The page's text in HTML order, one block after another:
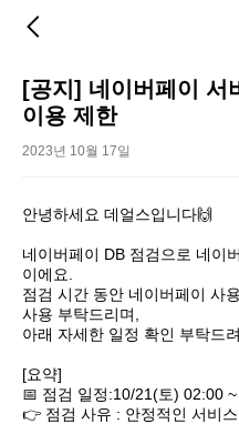
[공지] 네이버페이 서
이용 제한
2023년 10월 17일
안녕하세요 데얼스입니다🙌
네이버페이 DB 점검으로 네이
이에요.
점검 시간 동안 네이버페이 사
사용 부탁드리며,
아래 자세한 일정 확인 부탁드려
[요약]
📅 점검 일정:10/21(토) 02:00
👉 점검 사유 : 안정적인 서비